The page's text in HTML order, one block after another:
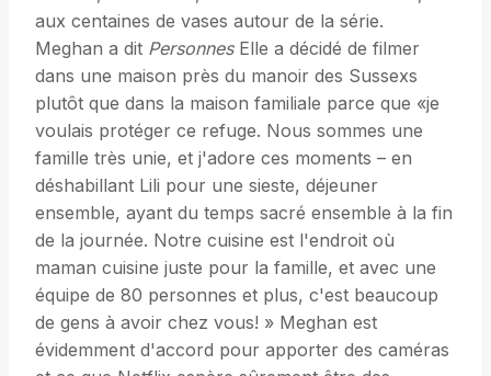
aux centaines de vases autour de la série.
Meghan a dit PersonnesElle a décidé de filmer
dans une maison près du manoir des Sussexs
plutôt que dans la maison familiale parce que «je
voulais protéger ce refuge. Nous sommes une
famille très unie, et j'adore ces moments – en
déshabillant Lili pour une sieste, déjeuner
ensemble, ayant du temps sacré ensemble à la fin
de la journée. Notre cuisine est l'endroit où
maman cuisine juste pour la famille, et avec une
équipe de 80 personnes et plus, c'est beaucoup
de gens à avoir chez vous! » Meghan est
évidemment d'accord pour apporter des caméras